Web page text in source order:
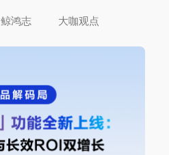
鲸鸿志 大咖观点